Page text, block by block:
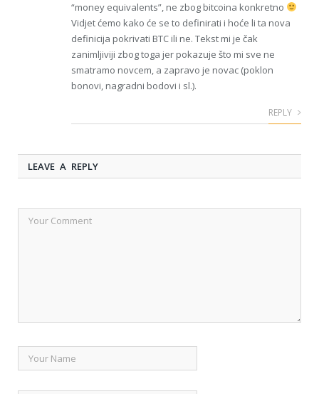
“money equivalents”, ne zbog bitcoina konkretno
Vidjet ćemo kako će se to definirati i hoće li ta nova
definicija pokrivati BTC ili ne. Tekst mi je čak
zanimljiviji zbog toga jer pokazuje što mi sve ne
smatramo novcem, a zapravo je novac (poklon
bonovi, nagradni bodovi i sl.).
REPLY
LEAVE A REPLY